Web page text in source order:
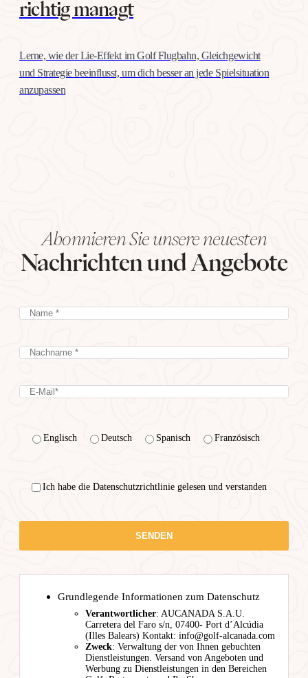
richtig managt
Lerne, wie der Lie-Effekt im Golf Flugbahn, Gleichgewicht
und Strategie beeinflusst, um dich besser an jede Spielsituation
anzupassen
Abonnieren Sie unsere neuesten
Nachrichten und Angebote
Englisch Deutsch Spanisch Französisch
Ich habe die Datenschutzrichtlinie gelesen und verstanden
Grundlegende Informationen zum Datenschutz
Verantwortlicher: AUCANADA S.A.U.
Carretera del Faro s/n, 07400- Port d’Alcúdia
(Illes Balears) Kontakt: info@golf-alcanada.com
Zweck: Verwaltung der von Ihnen gebuchten
Dienstleistungen. Versand von Angeboten und
Werbung zu Dienstleistungen in den Bereichen